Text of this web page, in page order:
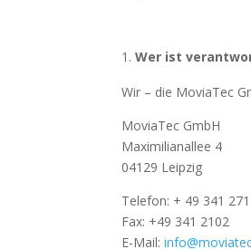
Wer ist
Wir – die MoviaTec
MoviaTec GmbH
Maximilianallee 4
04129 Leipzig
Telefon: + 49 341
Fax: +49 341 2102
E-Mail: